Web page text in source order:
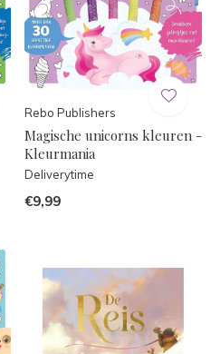
Rebo Publishers
Magische unicorns kleuren -
Kleurmania
Deliverytime
€9,99